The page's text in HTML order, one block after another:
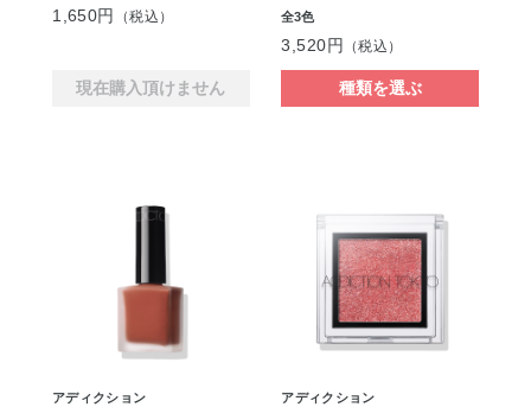
1,650円
（税込）
現在購入頂けません
全3色
3,520円 （税込）
種類を選ぶ
アディクション アディクション